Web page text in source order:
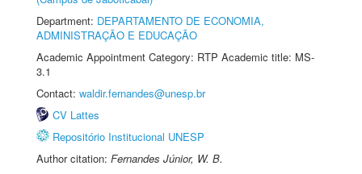
Department: DEPARTAMENTO DE ECONOMIA,
ADMINISTRAÇÃO E EDUCAÇÃO
Academic Appointment Category: RTP Academic title: MS-
3.1
Contact: waldir.fernandes@unesp.br
CV Lattes
Repositório Institucional UNESP
Author citation: Fernandes Júnior, W. B.